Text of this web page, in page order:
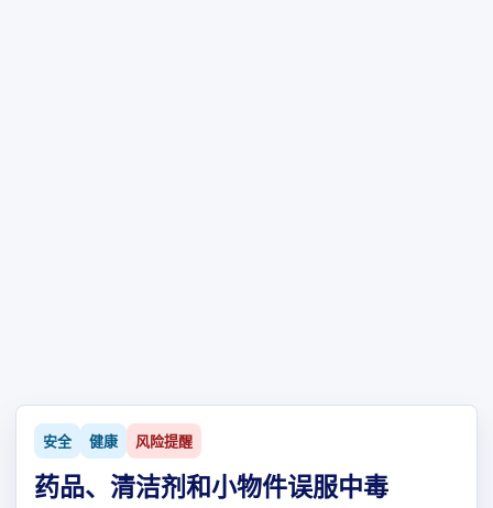
安全 健康 风险提醒
药品、清洁剂和小物件误服中毒